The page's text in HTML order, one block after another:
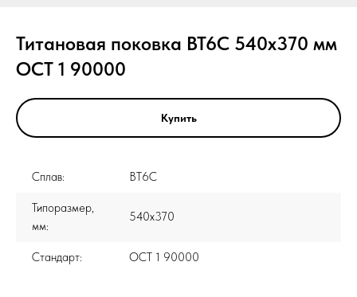
Титановая поковка ВТ6С 540x370 мм
ОСТ 1 90000
Купить
Сплав: ВТ6С
Типоразмер,
мм:
540x370
Стандарт: ОСТ 1 90000